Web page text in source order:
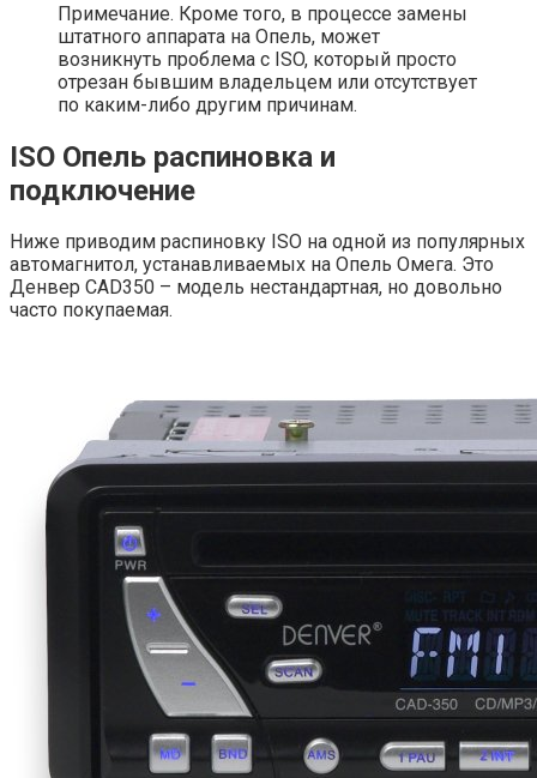
Примечание. Кроме того, в процессе замены
штатного аппарата на Опель, может
возникнуть проблема с ISO, который просто
отрезан бывшим владельцем или отсутствует
по каким-либо другим причинам.
ISO Опель распиновка и
подключение
Ниже приводим распиновку ISO на одной из популярных
автомагнитол, устанавливаемых на Опель Омега. Это
Денвер CAD350 – модель нестандартная, но довольно
часто покупаемая.